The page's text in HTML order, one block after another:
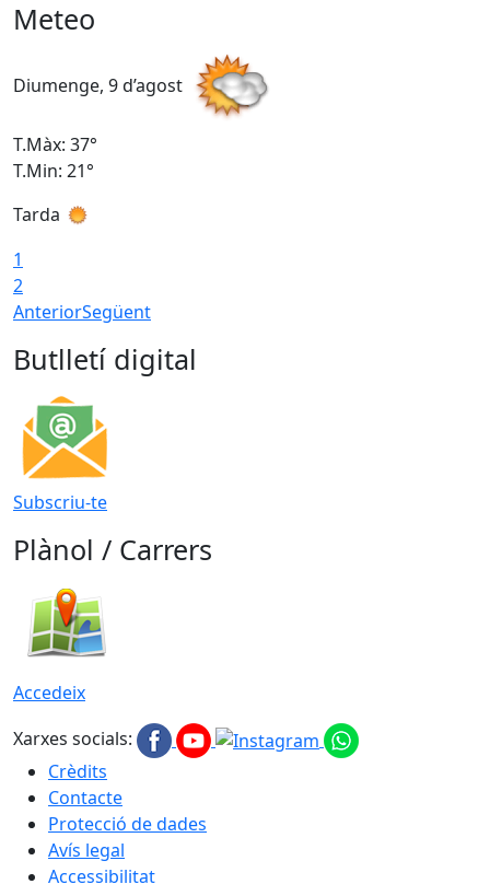
Meteo
Diumenge, 9 d’agost
T.Màx: 37°
T.Min: 21°
Tarda
1
2
AnteriorSegüent
Butlletí digital
Subscriu-te
Plànol / Carrers
Accedeix
Xarxes socials:
Crèdits
Contacte
Protecció de dades
Avís legal
Accessibilitat